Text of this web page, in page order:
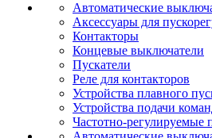
Автоматические
Аксессуары для
Контакторы
Концевые выключатели
Пускатели
Реле для контакторов
Устройства плавного
Устройства подачи
Частотно-регулируемые